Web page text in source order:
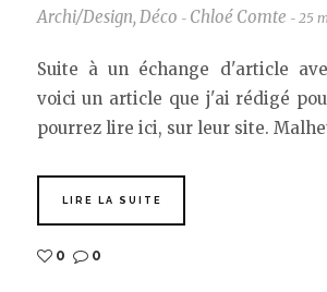
Archi/Design, Déco - Chloé Comte - 25
Suite à un échange d'article
voici un article que j'ai rédigé
pourrez lire ici, sur leur site.
LIRE LA SUITE
0 0